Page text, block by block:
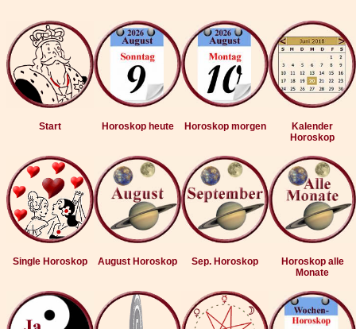
Start Horoskop heute Horoskop morgen
Kalender
Horoskop
Single Horoskop August Horoskop Sep. Horoskop
Horoskop alle
Monate